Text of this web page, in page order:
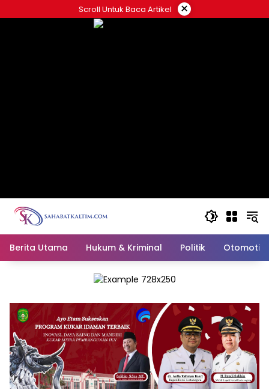
to
Scroll Untuk Baca Artikel ×
Berita Utama Hukum & Kriminal Politik Otomotif